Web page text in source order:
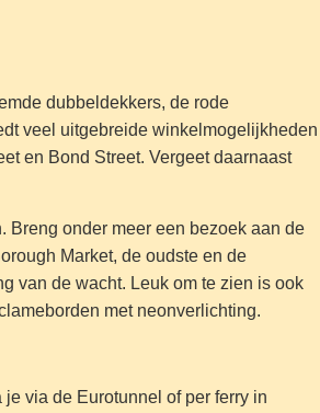
dubbeldekkers, de rode
veel uitgebreide winkelmogelijkheden
en Bond Street. Vergeet daarnaast
onder meer een bezoek aan de
Market, de oudste en de
van de wacht. Leuk om te zien is ook
met neonverlichting.
via de Eurotunnel of per ferry in